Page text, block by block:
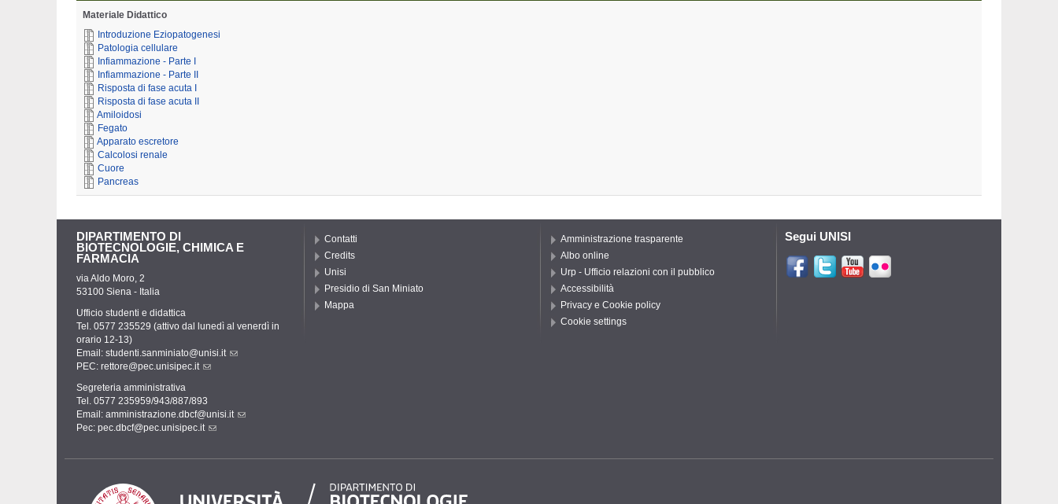
Materiale Didattico
Introduzione Eziopatogenesi
Patologia cellulare
Infiammazione - Parte I
Infiammazione - Parte II
Risposta di fase acuta I
Risposta di fase acuta II
Amiloidosi
Fegato
Apparato escretore
Calcolosi renale
Cuore
Pancreas
DIPARTIMENTO DI
BIOTECNOLOGIE, CHIMICA E
FARMACIA
via Aldo Moro, 2
53100 Siena - Italia
Ufficio studenti e didattica
Tel. 0577 235529 (attivo dal lunedì al venerdì in
orario 12-13)
Email: studenti.sanminiato@unisi.it
PEC: rettore@pec.unisipec.it
Segreteria amministrativa
Tel. 0577 235959/943/887/893
Email: amministrazione.dbcf@unisi.it
Pec: pec.dbcf@pec.unisipec.it
Contatti
Credits
Unisi
Presidio di San Miniato
Mappa
Amministrazione trasparente
Albo online
Urp - Ufficio relazioni con il pubblico
Accessibilità
Privacy e Cookie policy
Cookie settings
Segui UNISI